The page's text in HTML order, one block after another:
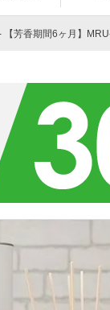
【芳香期間6ヶ月】